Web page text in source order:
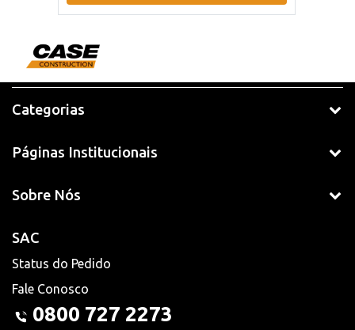
Categorias
Páginas Institucionais
Sobre Nós
SAC
Status do Pedido
Fale Conosco
0800 727 2273